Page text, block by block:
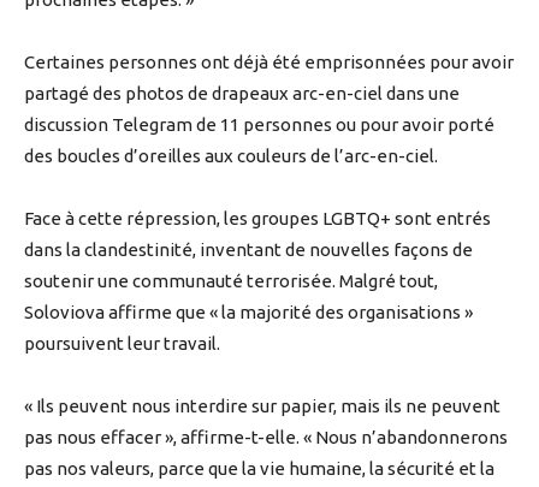
Certaines personnes ont déjà été emprisonnées pour avoir
partagé des photos de drapeaux arc-en-ciel dans une
discussion Telegram de 11 personnes ou pour avoir porté
des boucles d’oreilles aux couleurs de l’arc-en-ciel.
Face à cette répression, les groupes LGBTQ+ sont entrés
dans la clandestinité, inventant de nouvelles façons de
soutenir une communauté terrorisée. Malgré tout,
Soloviova affirme que « la majorité des organisations »
poursuivent leur travail.
« Ils peuvent nous interdire sur papier, mais ils ne peuvent
pas nous effacer », affirme-t-elle. « Nous n’abandonnerons
pas nos valeurs, parce que la vie humaine, la sécurité et la